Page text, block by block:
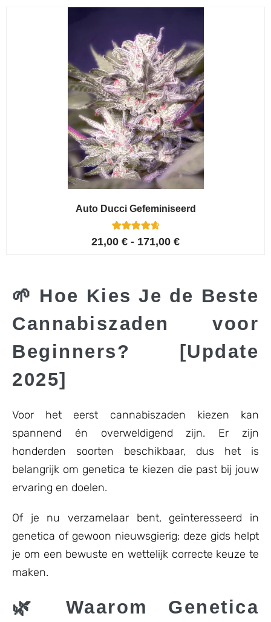
gebaseerd
Auto Ducci Gefeminiseerd
Gewaardeerd
4.75
4
21,00 € - 171,00 €
🌱 Hoe Kies Je de Beste
Cannabiszaden voor
Beginners? [Update
2025]
Voor het eerst cannabiszaden kiezen kan
spannend én overweldigend zijn. Er zijn
honderden soorten beschikbaar, dus het is
belangrijk om genetica te kiezen die past bij jouw
ervaring en doelen.
Of je nu verzamelaar bent, geïnteresseerd in
genetica of gewoon nieuwsgierig: deze gids helpt
je om een bewuste en wettelijk correcte keuze te
maken.
🌿 Waarom Genetica